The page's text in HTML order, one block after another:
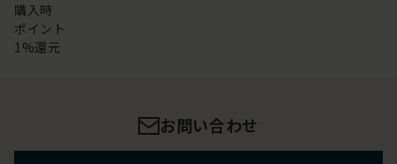
購入時
ポイント
1%還元
お問い合わせ